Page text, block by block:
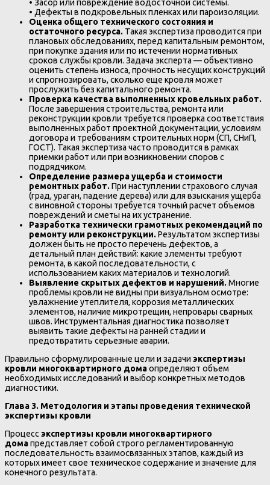
• Засор или повреждение водосточной системы.
• Дефекты в подкровельных пленках или пароизоляции.
Оценка общего технического состояния и
остаточного ресурса. Такая экспертиза проводится при
плановых обследованиях, перед капитальным ремонтом,
при покупке здания или по истечении нормативных
сроков службы кровли. Задача эксперта — объективно
оценить степень износа, прочность несущих конструкций
и спрогнозировать, сколько еще кровля может
прослужить без капитального ремонта.
Проверка качества выполненных кровельных работ.
После завершения строительства, ремонта или
реконструкции кровли требуется проверка соответствия
выполненных работ проектной документации, условиям
договора и требованиям строительных норм (СП, СНиП,
ГОСТ). Такая экспертиза часто проводится в рамках
приемки работ или при возникновении споров с
подрядчиком.
Определение размера ущерба и стоимости
ремонтных работ.При наступлении страхового случая
(град, ураган, падение дерева) или для взыскания ущерба
с виновной стороны требуется точный расчет объемов
повреждений и сметы на их устранение.
Разработка технически грамотных рекомендаций по
ремонту или реконструкции.Результатом экспертизы
должен быть не просто перечень дефектов, а
детальный план действий: какие элементы требуют
ремонта, в какой последовательности, с
использованием каких материалов и технологий.
Выявление скрытых дефектов и нарушений.Многие
проблемы кровли не видны при визуальном осмотре:
увлажнение утеплителя, коррозия металлических
элементов, наличие микротрещин, непровары сварных
швов. Инструментальная диагностика позволяет
выявить такие дефекты на ранней стадии и
предотвратить серьезные аварии.
Правильно сформулированные цели и задачи экспертизы
кровли многоквартирного домаопределяют объем
необходимых исследований и выбор конкретных методов
диагностики.
Глава 3. Методология и этапы проведения технической
экспертизы кровли
Процесс экспертизы кровли многоквартирного
домапредставляет собой строго регламентированную
последовательность взаимосвязанных этапов, каждый из
которых имеет свое техническое содержание и значение для
конечного результата.